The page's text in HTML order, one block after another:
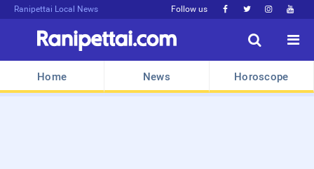
Ranipettai Local News Follow us    


Home News Horoscope